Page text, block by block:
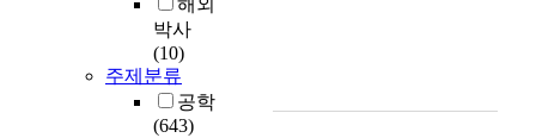
해외
박사
(10)
주제분류
공학
(643)